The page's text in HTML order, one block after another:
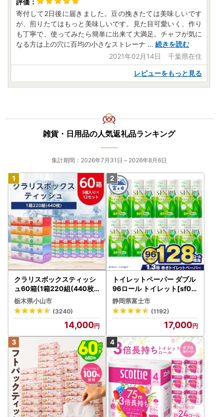
寄付して2日後に届きました。豆の挽きたては美味しいです
が、煎りたてはもっと美味しいです。見た目可愛いく、作り
も丁寧で、使ってみたら簡単に出来て大満足。チャフが気に
なる方は上の穴に百均の小さなストレーナ ... 続きを読む
2021年02月14日 千葉県在住
レビューをもっと見る
雑貨・日用品の人気返礼品ランキング
集計期間：2026年7月31日～2026年8月6日
クラリスボックスティッシ
ュ60箱(1箱220組(440枚))
(5個入り×12セット)【配送
不可地域：離島・沖縄県】
【1256759】
栃木県小山市
(3240)
14,000
トイレットペーパー ダブル
96ロール トイレット[sf00
1-012]
静岡県富士市
(1192)
17,000